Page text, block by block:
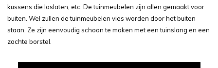
kussens die loslaten, etc. De tuinmeubelen zijn allen gemaakt voor
buiten. Wel zullen de tuinmeubelen vies worden door het buiten
staan. Ze zijn eenvoudig schoon te maken met een tuinslang en een
zachte borstel.